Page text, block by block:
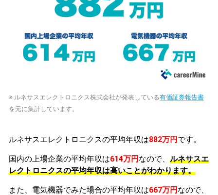
※ ルネサスエレクトロニクス株式会社が発表している有価証券報告書
を元に集計しています。
ルネサスエレクトロニクスの平均年収は882万円 です。
国内の上場企業の平均年収は614万円 なので、 ルネサスエ
レクトロニクスの平均年収は高いことがわかります。
また、電気機器でみた場合の平均年収は667万円 なので、